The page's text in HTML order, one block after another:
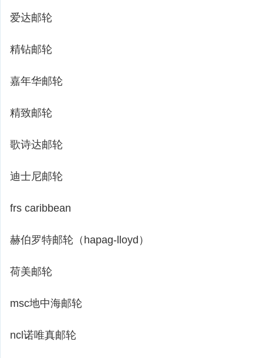
爱达邮轮
精钻邮轮
嘉年华邮轮
精致邮轮
歌诗达邮轮
迪士尼邮轮
frs caribbean
赫伯罗特邮轮（hapag-lloyd）
荷美邮轮
msc地中海邮轮
ncl诺唯真邮轮